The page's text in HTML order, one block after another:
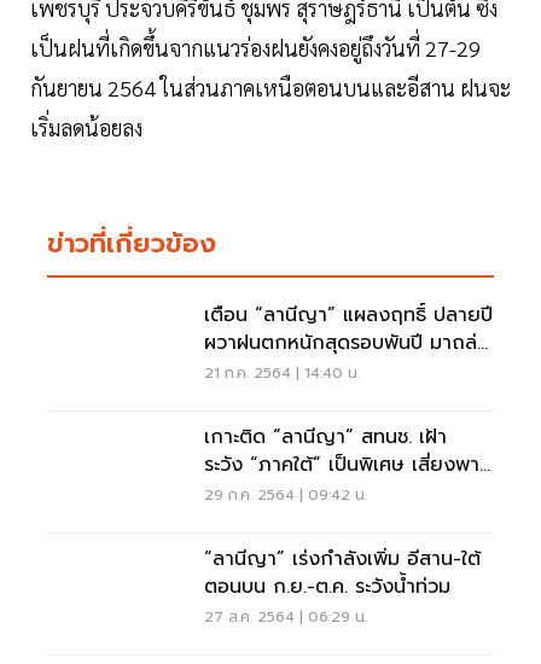
เพชรบุรี ประจวบคีรีขันธ์ ชุมพร สุราษฎร์ธานี เป็นต้น ซึ่ง
เป็นฝนที่เกิดขึ้นจากแนวร่องฝนยังคงอยู่ถึงวันที่ 27-29
กันยายน 2564 ในส่วนภาคเหนือตอนบนและอีสาน ฝนจะ
เริ่มลดน้อยลง
ข่าวที่เกี่ยวข้อง
เตือน “ลานีญา” แผลงฤทธิ์ ปลายปี
ผวาฝนตกหนักสุดรอบพันปี มาถล่ม
กรุงเทพ
21 ก.ค. 2564 | 14:40 น.
เกาะติด “ลานีญา” สทนช. เฝ้า
ระวัง “ภาคใต้” เป็นพิเศษ เสี่ยงพายุ
ถล่มหนัก
29 ก.ค. 2564 | 09:42 น.
“ลานีญา” เร่งกำลังเพิ่ม อีสาน-ใต้
ตอนบน ก.ย.-ต.ค. ระวังน้ำท่วม
27 ส.ค. 2564 | 06:29 น.